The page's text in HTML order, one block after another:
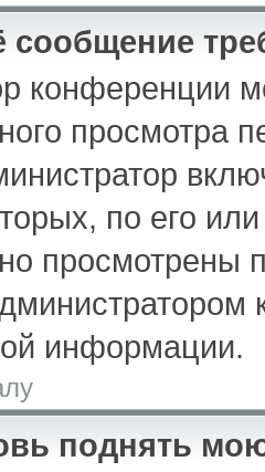
сообщение
конференции
просмотра
по его
просмотрены
информации.
поднять